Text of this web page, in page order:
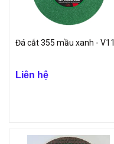
Đá cắt 355 mầu xanh - V11
Liên hệ